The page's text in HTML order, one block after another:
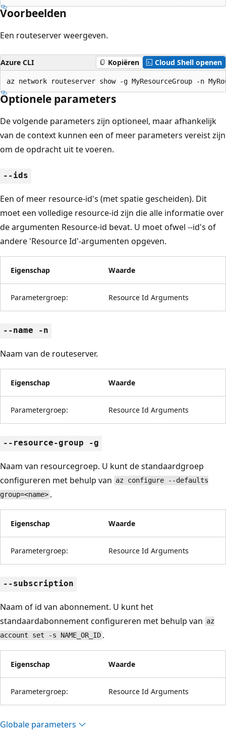
Voorbeelden
Een routeserver weergeven.
Azure CLI Kopiëren Cloud Shell openen
az network routeserver show -g MyResourceGroup -n
Optionele parameters
De volgende parameters zijn optioneel, maar afhankelijk
van de context kunnen een of meer parameters vereist zijn
om de opdracht uit te voeren.
--ids
Een of meer resource-id's (met spatie gescheiden). Dit
moet een volledige resource-id zijn die alle informatie over
de argumenten Resource-id bevat. U moet ofwel --id's of
andere 'Resource Id'-argumenten opgeven.
Eigenschap Waarde
Parametergroep: Resource Id Arguments
--name -n
Naam van de routeserver.
Eigenschap Waarde
Parametergroep: Resource Id Arguments
--resource-group -g
Naam van resourcegroep. U kunt de standaardgroep
configureren met behulp van az configure --defaults
group=<name> .
Eigenschap Waarde
Parametergroep: Resource Id Arguments
--subscription
Naam of id van abonnement. U kunt het
standaardabonnement configureren met behulp van az
account set -s NAME_OR_ID .
Eigenschap Waarde
Parametergroep: Resource Id Arguments
Globale parameters